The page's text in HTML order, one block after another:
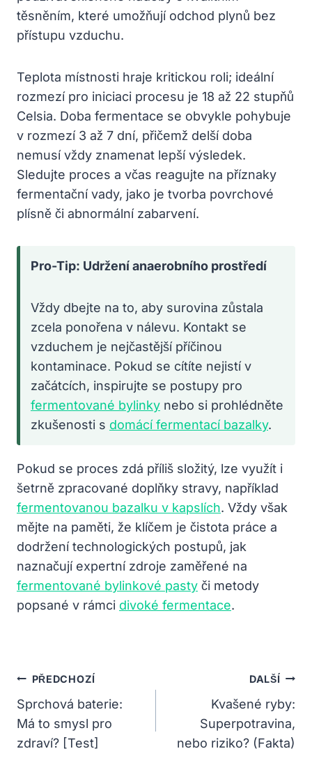
těsněním, které umožňují odchod plynů bez
přístupu vzduchu.
Teplota místnosti hraje kritickou roli; ideální
rozmezí pro iniciaci procesu je 18 až 22 stupňů
Celsia. Doba fermentace se obvykle pohybuje
v rozmezí 3 až 7 dní, přičemž delší doba
nemusí vždy znamenat lepší výsledek.
Sledujte proces a včas reagujte na příznaky
fermentační vady, jako je tvorba povrchové
plísně či abnormální zabarvení.
Pro-Tip: Udržení anaerobního prostředí
Vždy dbejte na to, aby surovina zůstala
zcela ponořena v nálevu. Kontakt se
vzduchem je nejčastější příčinou
kontaminace. Pokud se cítíte nejistí v
začátcích, inspirujte se postupy pro
fermentované bylinky nebo si prohlédněte
zkušenosti s domácí fermentací bazalky.
Pokud se proces zdá příliš složitý, lze využít i
šetrně zpracované doplňky stravy, například
fermentovanou bazalku v kapslích. Vždy však
mějte na paměti, že klíčem je čistota práce a
dodržení technologických postupů, jak
naznačují expertní zdroje zaměřené na
fermentované bylinkové pasty či metody
popsané v rámci divoké fermentace.
Navigace
Pro
Příspěvek
PŘEDCHOZÍ
Sprchová baterie:
Má to smysl pro
zdraví? [Test]
DALŠÍ
Kvašené ryby:
Superpotravina,
nebo riziko? (Fakta)